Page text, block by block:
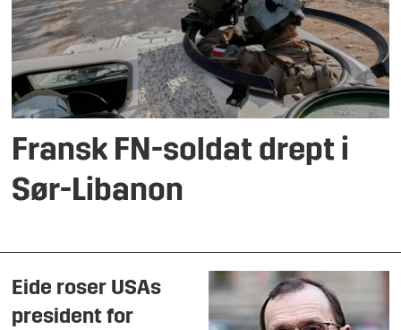
Fransk FN-soldat drept i
Sør-Libanon
Eide roser USAs
president for